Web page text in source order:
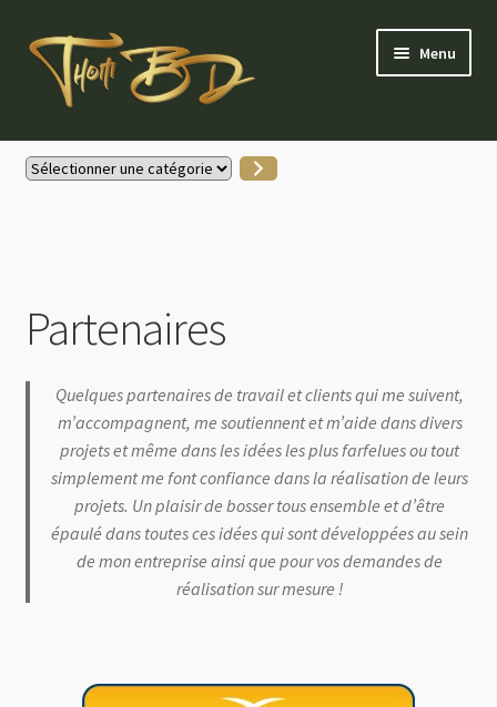
Aller
Aller
au
contenu
Menu
Accueil
Actus
Mon compte
Partenaires & soutiens
0 Article 0,00 €
Sélectionner
Partenaires
Quelques partenaires de travail et clients qui me suivent,
m’accompagnent, me soutiennent et m’aide dans divers
projets et même dans les idées les plus farfelues ou tout
simplement me font confiance dans la réalisation de leurs
projets. Un plaisir de bosser tous ensemble et d’être
épaulé dans toutes ces idées qui sont développées au sein
de mon entreprise ainsi que pour vos demandes de
réalisation sur mesure !